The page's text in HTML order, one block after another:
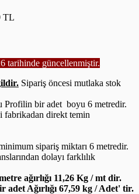
TL
tarihinde güncellenmiştir.
Sipariş öncesi mutlaka stok
Profilin bir adet boyu 6 metredir.
direkt temin
sipariş miktarı 6 metredir.
dolayı farklılık
ağırlığı 11,26 Kg / mt dir.
Ağırlığı 67,59 kg / Adet' tir.